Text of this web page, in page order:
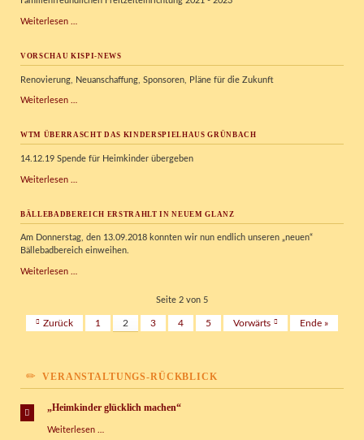
Weiterlesen …
VORSCHAU KISPI-NEWS
Renovierung, Neuanschaffung, Sponsoren, Pläne für die Zukunft
Weiterlesen …
WTM ÜBERRASCHT DAS KINDERSPIELHAUS GRÜNBACH
14.12.19 Spende für Heimkinder übergeben
Weiterlesen …
Kinderspielhaus
BÄLLEBADBEREICH ERSTRAHLT IN NEUEM GLANZ
Am Donnerstag, den 13.09.2018 konnten wir nun endlich unseren „neuen“
Bällebadbereich einweihen.
Weiterlesen …
Glanz
Seite 2 von 5
Zurück 1 2 3 4 5 Vorwärts Ende »
VERANSTALTUNGS-RÜCKBLICK
„Heimkinder glücklich machen“
Weiterlesen …